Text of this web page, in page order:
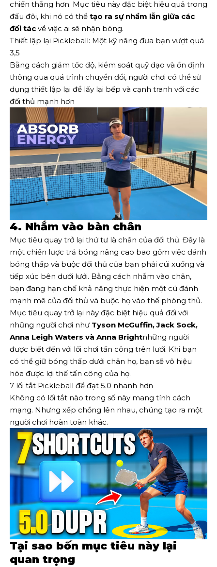
chiến thắng hơn. Mục tiêu này đặc biệt hiệu quả trong
đấu đôi, khi nó có thể tạo ra sự nhầm lẫn giữa các
đối tác về việc ai sẽ nhận bóng.
Thiết lập lại Pickleball: Một kỹ năng đưa bạn vượt quá
3,5
Bằng cách giảm tốc độ, kiểm soát quỹ đạo và ổn định
thông qua quá trình chuyển đổi, người chơi có thể sử
dụng thiết lập lại để lấy lại bếp và cạnh tranh với các
đối thủ mạnh hơn
4. Nhắm vào bàn chân
Mục tiêu quay trở lại thứ tư là chân của đối thủ. Đây là
một chiến lược trả bóng nâng cao bao gồm việc đánh
bóng thấp và buộc đối thủ của bạn phải cúi xuống và
tiếp xúc bên dưới lưới. Bằng cách nhắm vào chân,
bạn đang hạn chế khả năng thực hiện một cú đánh
mạnh mẽ của đối thủ và buộc họ vào thế phòng thủ.
Mục tiêu quay trở lại này đặc biệt hiệu quả đối với
những người chơi như Tyson McGuffin, Jack Sock,
Anna Leigh Waters và Anna Brightnhững người
được biết đến với lối chơi tấn công trên lưới. Khi bạn
có thể giữ bóng thấp dưới chân họ, bạn sẽ vô hiệu
hóa được lợi thế tấn công của họ.
7 lối tắt Pickleball để đạt 5.0 nhanh hơn
Không có lối tắt nào trong số này mang tính cách
mạng. Nhưng xếp chồng lên nhau, chúng tạo ra một
người chơi hoàn toàn khác.
Tại sao bốn mục tiêu này lại
quan trọng